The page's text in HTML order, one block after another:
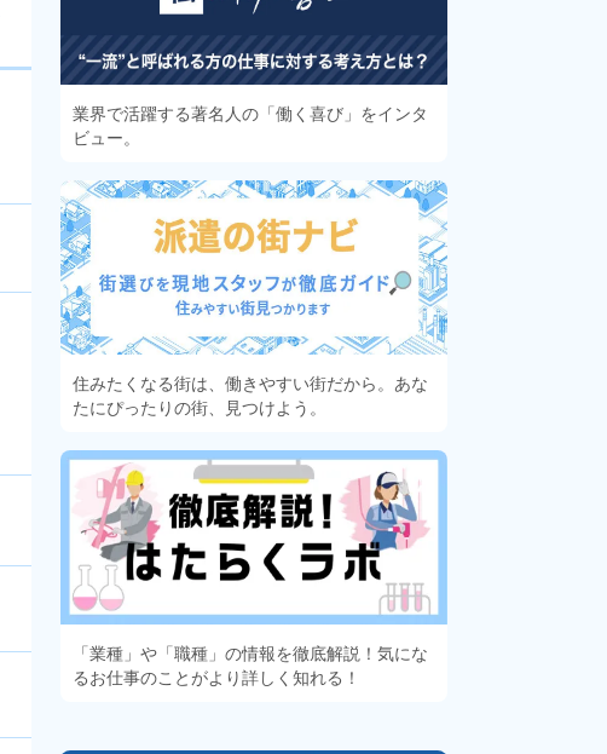
業界で活躍する著名人の「働く喜び」をインタ
ビュー。
住みたくなる街は、働きやすい街だから。あな
たにぴったりの街、見つけよう。
「業種」や「職種」の情報を徹底解説！気にな
るお仕事のことがより詳しく知れる！